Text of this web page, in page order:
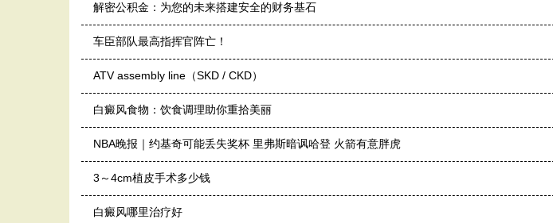
解密公积金：为您的未来搭建安全的财务基石
车臣部队最高指挥官阵亡！
ATV assembly line（SKD / CKD）
白癜风食物：饮食调理助你重拾美丽
NBA晚报｜约基奇可能丢失奖杯 里弗斯暗讽哈登 火箭有意胖虎
3～4cm植皮手术多少钱
白癜风哪里治疗好